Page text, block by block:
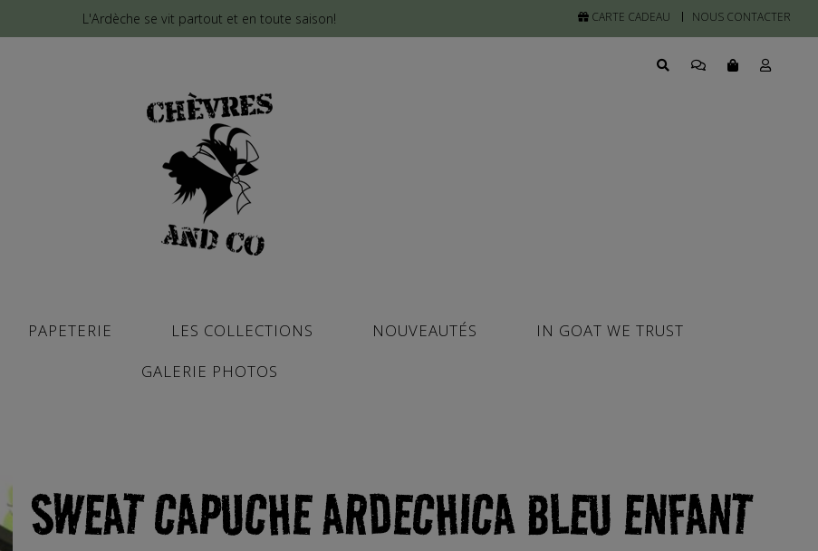
L'Ardèche se vit partout et en toute saison! CARTE CADEAU NOUS CONTACTER
PAPETERIE LES COLLECTIONS NOUVEAUTÉS
IN GOAT WE TRUST
GALERIE PHOTOS
SWEAT CAPUCHE ARDECHICA BLEU ENFANT